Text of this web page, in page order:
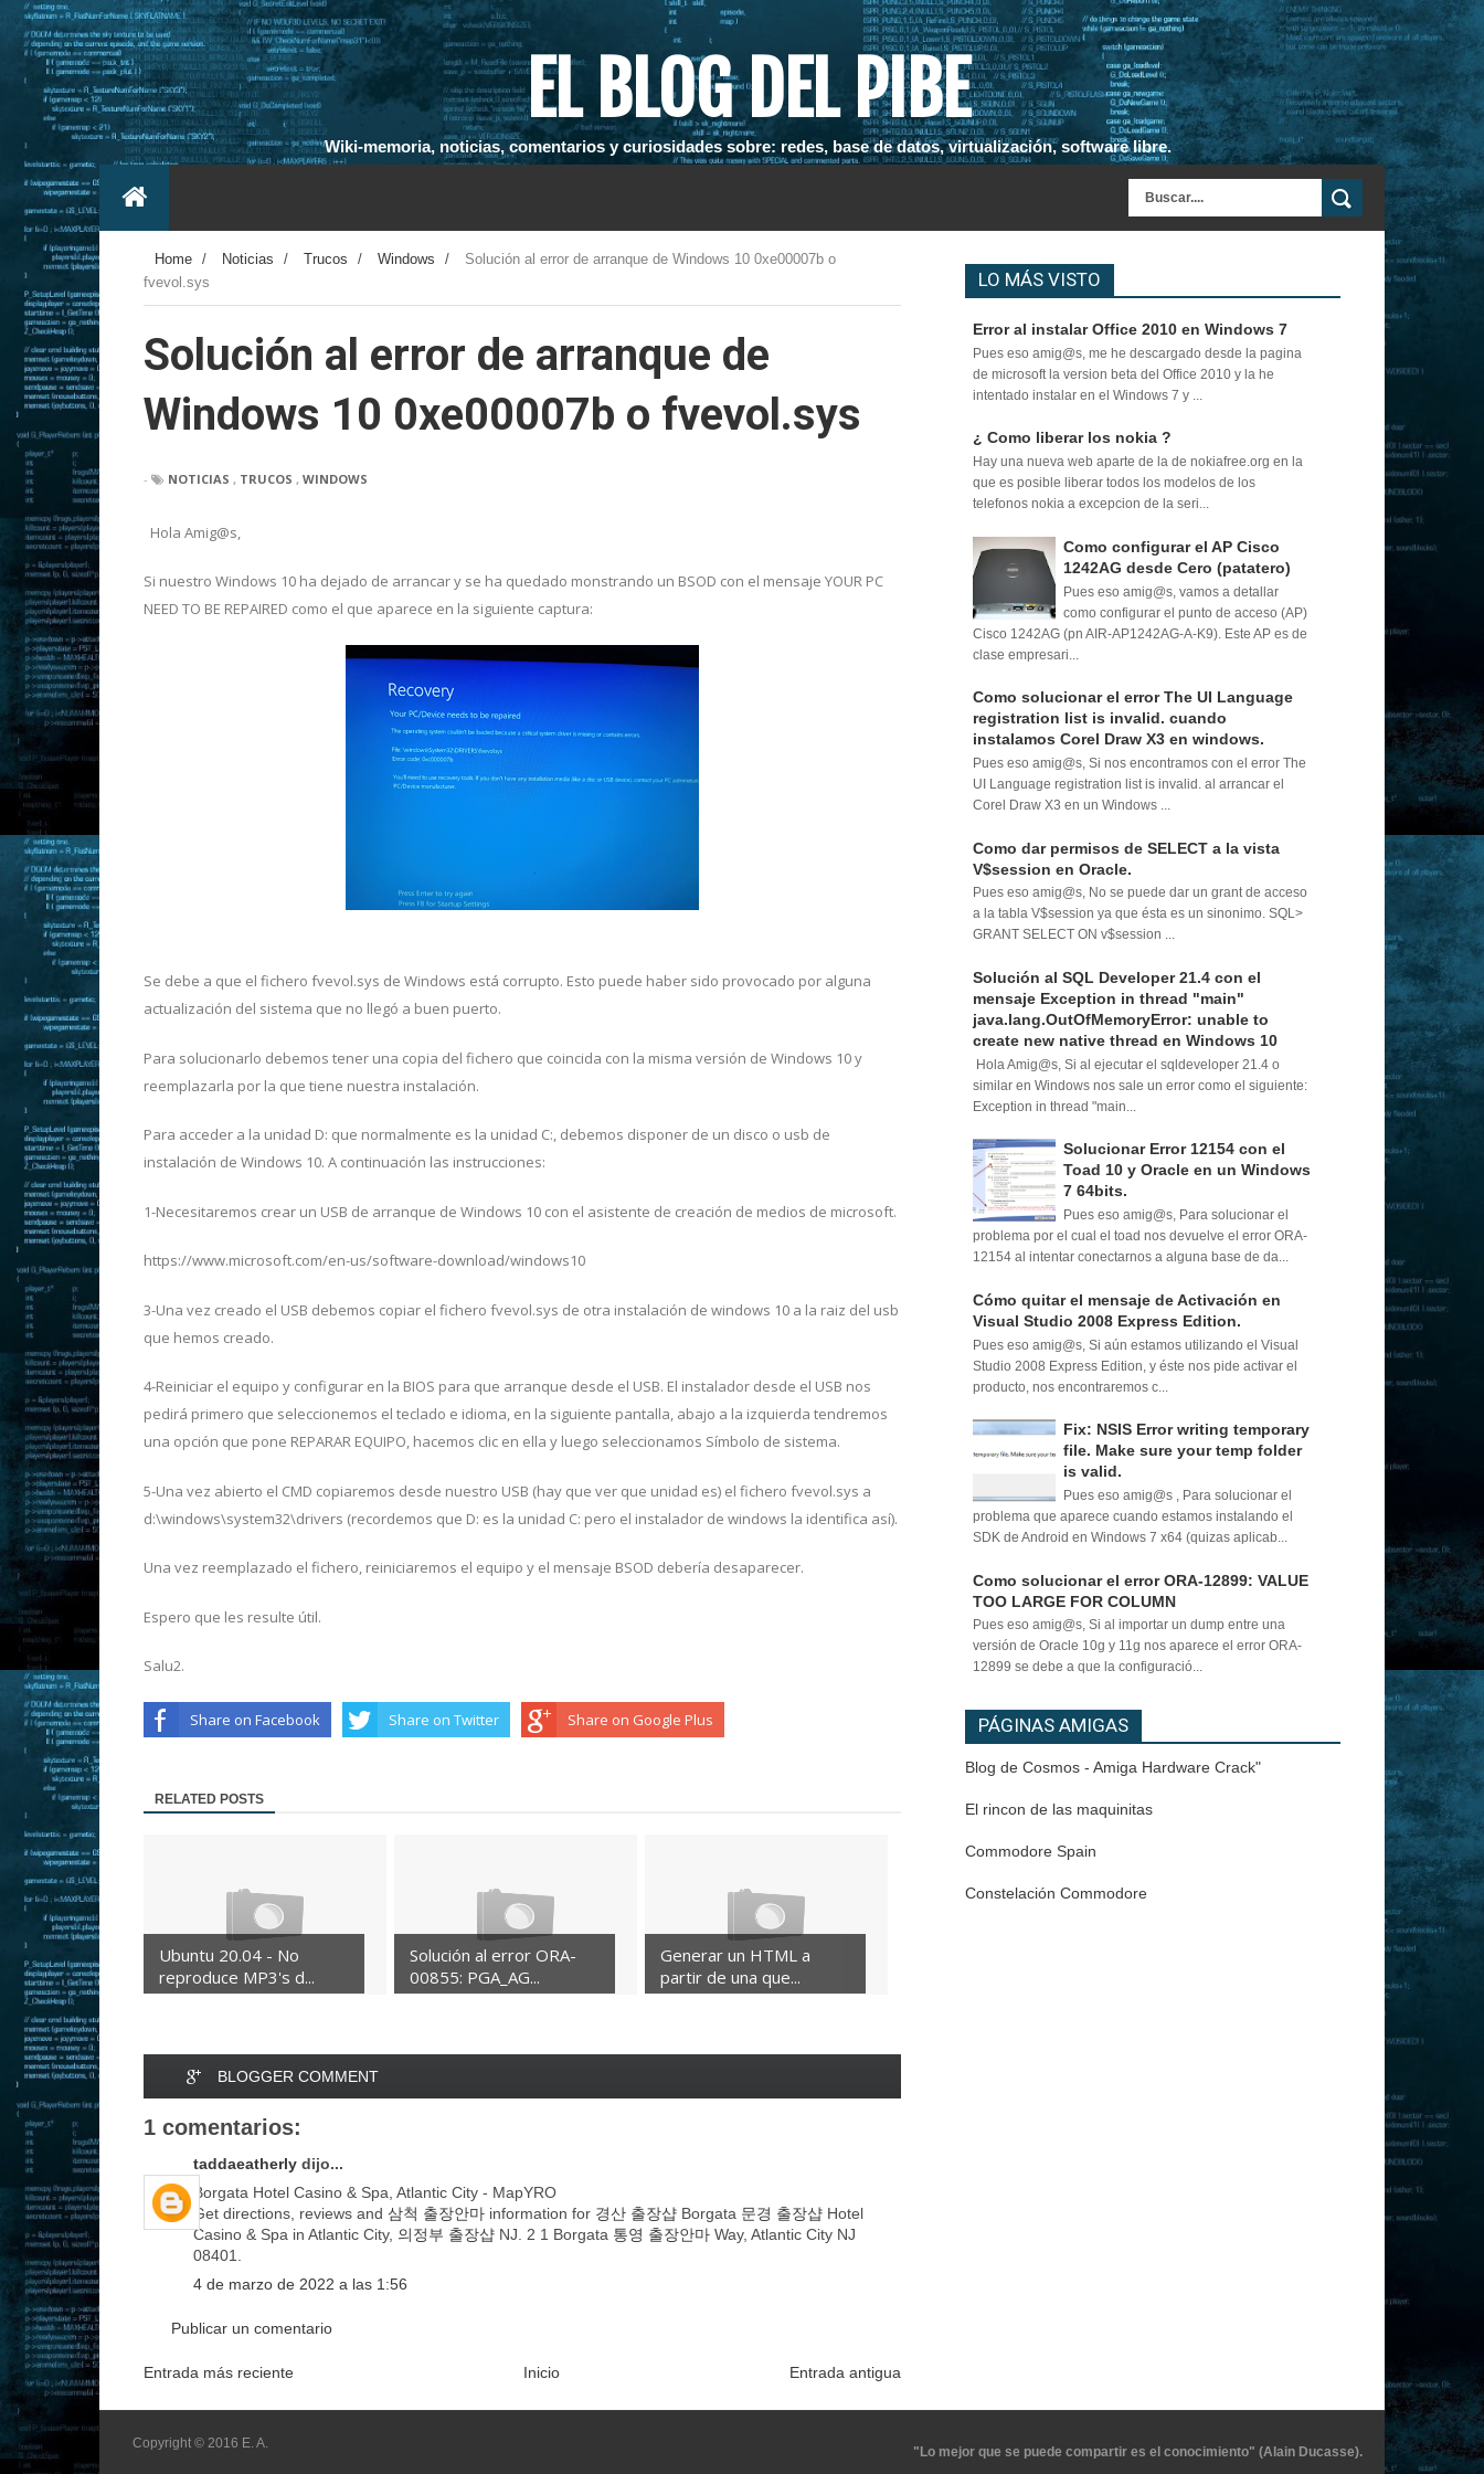
EL BLOG DEL PIBE
Wiki-memoria, noticias, comentarios y curiosidades sobre: redes, base de datos, virtualización, software libre.
Home / Noticias / Trucos / Windows /
Solución al error de arranque de Windows 10 0xe00007b o
fvevol.sys
Solución al error de arranque de
Windows 10 0xe00007b o fvevol.sys
- NOTICIAS , TRUCOS , WINDOWS
Hola Amig@s,
Si nuestro Windows 10 ha dejado de arrancar y se ha quedado monstrando un BSOD con el mensaje YOUR PC
NEED TO BE REPAIRED como el que aparece en la siguiente captura:
Se debe a que el fichero fvevol.sys de Windows está corrupto. Esto puede haber sido provocado por alguna
actualización del sistema que no llegó a buen puerto.
Para solucionarlo debemos tener una copia del fichero que coincida con la misma versión de Windows 10 y
reemplazarla por la que tiene nuestra instalación.
Para acceder a la unidad D: que normalmente es la unidad C:, debemos disponer de un disco o usb de
instalación de Windows 10. A continuación las instrucciones:
1-Necesitaremos crear un USB de arranque de Windows 10 con el asistente de creación de medios de microsoft.
https://www.microsoft.com/en-us/software-download/windows10
3-Una vez creado el USB debemos copiar el fichero fvevol.sys de otra instalación de windows 10 a la raiz del usb
que hemos creado.
4-Reiniciar el equipo y configurar en la BIOS para que arranque desde el USB. El instalador desde el USB nos
pedirá primero que seleccionemos el teclado e idioma, en la siguiente pantalla, abajo a la izquierda tendremos
una opción que pone REPARAR EQUIPO, hacemos clic en ella y luego seleccionamos Símbolo de sistema.
5-Una vez abierto el CMD copiaremos desde nuestro USB (hay que ver que unidad es) el fichero fvevol.sys a
d:\windows\system32\drivers (recordemos que D: es la unidad C: pero el instalador de windows la identifica así).
Una vez reemplazado el fichero, reiniciaremos el equipo y el mensaje BSOD debería desaparecer.
Espero que les resulte útil.
Salu2.
Share on Facebook Share on Twitter Share on Google Plus
RELATED POSTS
Ubuntu 20.04 - No
reproduce MP3's d...
Solución al error ORA-
00855: PGA_AG...
Generar un HTML a
partir de una que...
BLOGGER COMMENT
1 comentarios:
taddaeatherly dijo...
Borgata Hotel Casino & Spa, Atlantic City - MapYRO
Get directions, reviews and 삼척 출장안마 information for 경산 출장샵 Borgata 문경 출장샵 Hotel
Casino & Spa in Atlantic City, 의정부 출장샵 NJ. 2 1 Borgata 통영 출장안마 Way, Atlantic City NJ
08401.
4 de marzo de 2022 a las 1:56
Publicar un comentario
Entrada más reciente Entrada antigua
Inicio
LO MÁS VISTO
Error al instalar Office 2010 en Windows 7
Pues eso amig@s, me he descargado desde la pagina
de microsoft la version beta del Office 2010 y la he
intentado instalar en el Windows 7 y ...
¿ Como liberar los nokia ?
Hay una nueva web aparte de la de nokiafree.org en la
que es posible liberar todos los modelos de los
telefonos nokia a excepcion de la seri...
Como configurar el AP Cisco
1242AG desde Cero (patatero)
Pues eso amig@s, vamos a detallar
como configurar el punto de acceso (AP)
Cisco 1242AG (pn AIR-AP1242AG-A-K9). Este AP es de
clase empresari...
Como solucionar el error The UI Language
registration list is invalid. cuando
instalamos Corel Draw X3 en windows.
Pues eso amig@s, Si nos encontramos con el error The
UI Language registration list is invalid. al arrancar el
Corel Draw X3 en un Windows ...
Como dar permisos de SELECT a la vista
V$session en Oracle.
Pues eso amig@s, No se puede dar un grant de acceso
a la tabla V$session ya que ésta es un sinonimo. SQL>
GRANT SELECT ON v$session ...
Solución al SQL Developer 21.4 con el
mensaje Exception in thread "main"
java.lang.OutOfMemoryError: unable to
create new native thread en Windows 10
Hola Amig@s, Si al ejecutar el sqldeveloper 21.4 o
similar en Windows nos sale un error como el siguiente:
Exception in thread "main...
Solucionar Error 12154 con el
Toad 10 y Oracle en un Windows
7 64bits.
Pues eso amig@s, Para solucionar el
problema por el cual el toad nos devuelve el error ORA-
12154 al intentar conectarnos a alguna base de da...
Cómo quitar el mensaje de Activación en
Visual Studio 2008 Express Edition.
Pues eso amig@s, Si aún estamos utilizando el Visual
Studio 2008 Express Edition, y éste nos pide activar el
producto, nos encontraremos c...
Fix: NSIS Error writing temporary
file. Make sure your temp folder
is valid.
Pues eso amig@s , Para solucionar el
problema que aparece cuando estamos instalando el
SDK de Android en Windows 7 x64 (quizas aplicab...
Como solucionar el error ORA-12899: VALUE
TOO LARGE FOR COLUMN
Pues eso amig@s, Si al importar un dump entre una
versión de Oracle 10g y 11g nos aparece el error ORA-
12899 se debe a que la configuració...
PÁGINAS AMIGAS
Blog de Cosmos - Amiga Hardware Crack"
El rincon de las maquinitas
Commodore Spain
Constelación Commodore
Copyright © 2016 E. A.
"Lo mejor que se puede compartir es el conocimiento" (Alain Ducasse).